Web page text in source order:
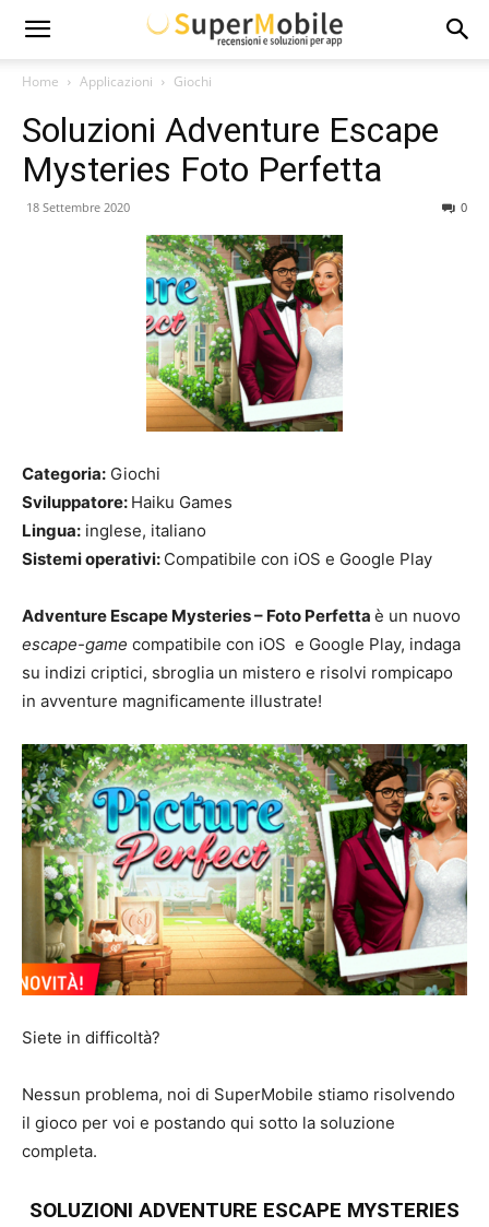
Super
Mobile
Home Applicazioni Giochi
Soluzioni Adventure Escape
Mysteries Foto Perfetta
18 Settembre 2020 0
Categoria: Giochi
Sviluppatore: Haiku Games
Lingua: inglese, italiano
Sistemi operativi: Compatibile con iOS e Google Play
Adventure Escape Mysteries – Foto Perfetta è un nuovo
escape-game compatibile con iOS e Google Play, indaga
su indizi criptici, sbroglia un mistero e risolvi rompicapo
in avventure magnificamente illustrate!
Siete in difficoltà?
Nessun problema, noi di SuperMobile stiamo risolvendo
il gioco per voi e postando qui sotto la soluzione
completa.
SOLUZIONI ADVENTURE ESCAPE MYSTERIES